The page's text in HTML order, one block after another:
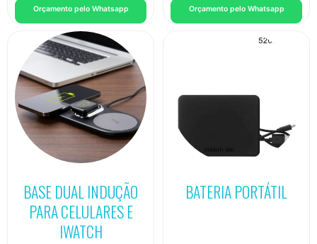
Orçamento pelo Whatsapp Orçamento pelo Whatsapp
BASE DUAL INDUÇÃO
PARA CELULARES E
IWATCH
BATERIA PORTÁTIL